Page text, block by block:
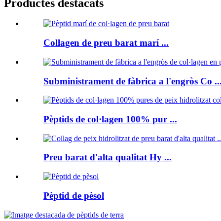
Productes destacats
Collagen de preu barat marí ...
Subministrament de fàbrica a l'engròs Co
Pèptids de col·lagen 100% pur ...
Preu barat d'alta qualitat Hy ...
Pèptid de pèsol